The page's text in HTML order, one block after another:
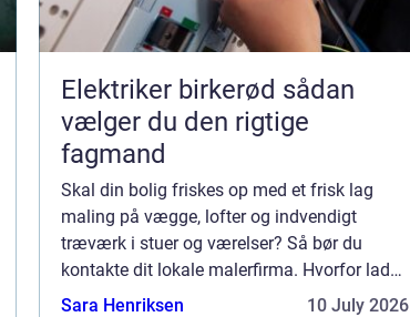
Elektriker birkerød sådan
vælger du den rigtige
fagmand
Skal din bolig friskes op med et frisk lag
maling på vægge, lofter og indvendigt
træværk i stuer og værelser? Så bør du
kontakte dit lokale malerfirma. Hvorfor lade
et malerfirma male min bolig indvendig? Der
Sara Henriksen 10 July 2026